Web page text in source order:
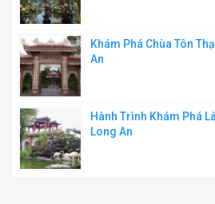
Khám Phá Chùa Tôn
An
Hành Trình Khám Phá
Long An